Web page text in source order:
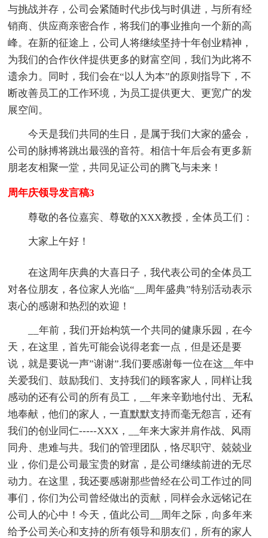
与挑战并存，公司会紧随时代步伐与时俱进，与所有经
销商、供应商亲密合作，将我们的事业推向一个新的高
峰。在新的征途上，公司人将继续坚持十年创业精神，
为我们的合作伙伴提供更多的财富空间，我们为此将不
遗余力。同时，我们会在“以人为本”的原则指导下，不
断改善员工的工作环境，为员工提供更大、更宽广的发
展空间。
今天是我们共同的生日，是属于我们大家的盛会，
公司的脉搏将跳出最强的音符。相信十年后会有更多新
朋老友相聚一堂，共同见证公司的腾飞与未来！
周年庆领导发言稿3
尊敬的各位嘉宾、尊敬的XXX教授，全体员工们：
大家上午好！
在这周年庆典的大喜日子，我代表公司的全体员工
对各位朋友，各位家人光临“__周年盛典”特别活动表示
衷心的感谢和热烈的欢迎！
__年前，我们开始构筑一个共同的健康乐园，在今
天，在这里，首先可能会说得老套一点，但是还是要
说，就是要说一声”谢谢”.我们要感谢每一位在这__年中
关爱我们、鼓励我们、支持我们的顾客家人，同样让我
感动的还有公司的所有员工，__年来辛勤地付出、无私
地奉献，他们的家人，一直默默支持而毫无怨言，还有
我们的创业同仁-----XXX，__年来大家并肩作战、风雨
同舟、患难与共。我们的管理团队，恪尽职守、兢兢业
业，你们是公司最宝贵的财富，是公司继续前进的无尽
动力。在这里，我还要感谢那些曾经在公司工作过的同
事们，你们为公司曾经做出的贡献，同样会永远铭记在
公司人的心中！今天，值此公司__周年之际，向多年来
给予公司关心和支持的所有领导和朋友们，所有的家人